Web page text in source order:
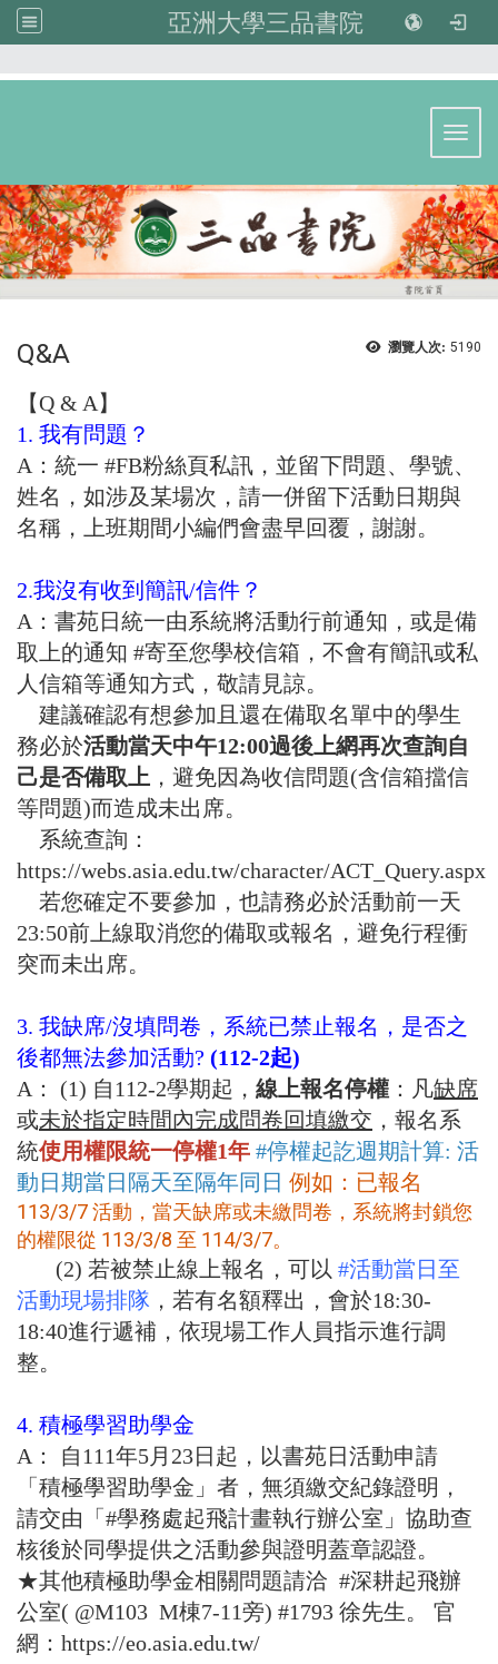
亞洲大學三品書院
瀏覽人次: 5190
Q&A
【Q & A】
1. 我有問題？
A：統一 #FB粉絲頁私訊 ，並留下問題、學號、
姓名，如涉及某場次，請一併留下活動日期與
名稱，上班期間小編們會盡早回覆，謝謝。
2.我沒有收到簡訊/信件？
A：書苑日統一由系統將活動行前通知，或是備
取上的通知 #寄至您學校信箱 ，不會有簡訊或私
人信箱等通知方式，敬請見諒。
建議確認有想參加且還在備取名單中的學生
務必於活動當天中午12:00過後上網再次查詢自
己是否備取上 ，避免因為收信問題(含信箱擋信
等問題)而造成未出席。
系統查詢：
https://webs.asia.edu.tw/character/ACT_Query.aspx
若您確定不要參加，也請務必於活動前一天
23:50前上線取消您的備取或報名，避免行程衝
突而未出席。
3. 我缺席/沒填問卷，系統已禁止報名，是否之
後都無法參加活動? (112-2起)
A： (1) 自112-2學期起， 線上報名停權 ：凡缺席
或未於指定時間內完成問卷回填繳交 ，報名系
統使用權限統一停權1年 #停權起訖週期計算: 活
動日期當日隔天至隔年同日 例如：已報名
113/3/7 活動，當天缺席或未繳問卷，系統將封鎖您
的權限從 113/3/8 至 114/3/7。
(2) 若被禁止線上報名，可以 #活動當日至
活動現場排隊 ，若有名額釋出，會於18:30-
18:40進行遞補，依現場工作人員指示進行調
整。
4. 積極學習助學金
A： 自111年5月23日起，以書苑日活動申請
「積極學習助學金」者，無須繳交紀錄證明，
請交由「 #學務處起飛計畫執行辦公室 」協助查
核後於同學提供之活動參與證明蓋章認證。
★其他積極助學金相關問題請洽 #深耕起飛辦
公室( @M103 M棟7-11旁) #1793 徐先生。 官
網： https://eo.asia.edu.tw/